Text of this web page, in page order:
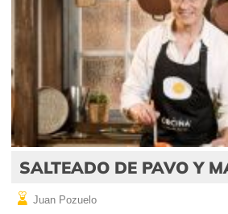
SALTEADO DE PAVO Y
Juan Pozuelo